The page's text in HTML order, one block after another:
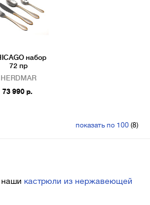
набор
72 пр
HERDMAR
73 990 р.
показать по 100 (8)
наши кастрюли из нержавеющей